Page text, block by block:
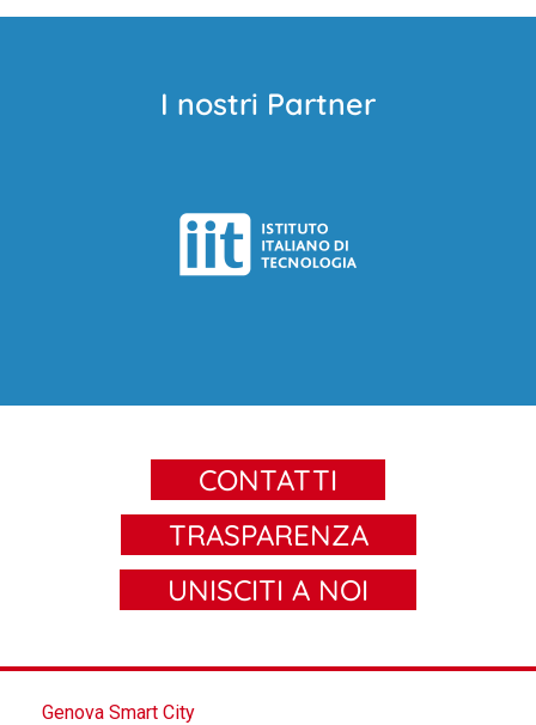
I nostri Partner
CONTATTI
TRASPARENZA
UNISCITI A NOI
Genova Smart City